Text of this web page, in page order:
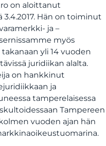
on aloittanut
Hän on toiminut
ja –
myös
takanaan yli 14 vuoden
juridiikan alalta.
on hankkinut
ja
tamperelaisessa
Tampereen
vuoden ajan hän